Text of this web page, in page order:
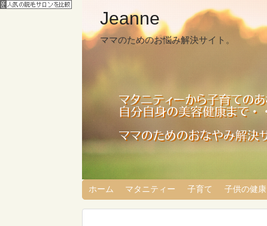
Jeanne
ママのためのお悩み解決サイト。
ホーム マタニティー 子育て 子供の健康